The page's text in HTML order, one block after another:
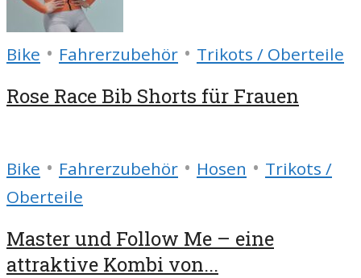
Bike • Fahrerzubehör • Trikots / Oberteile
Rose Race Bib Shorts für Frauen
Bike • Fahrerzubehör • Hosen • Trikots /
Oberteile
Master und Follow Me – eine
attraktive Kombi von...